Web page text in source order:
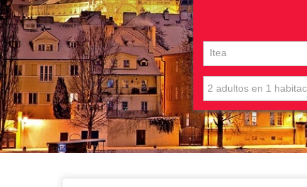
Itea